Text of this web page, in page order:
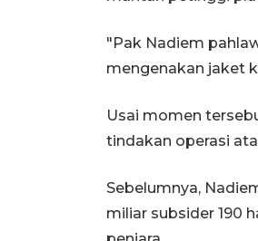
"Pak Nadiem
mengenakan jaket
Usai momen
tindakan operasi
Sebelumnya,
miliar subsider 190